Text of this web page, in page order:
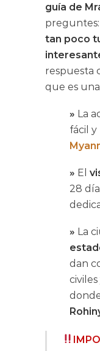
guía de
preguntes:
tan poco
respuesta
que es
» La
fácil y
» El
28
» La
dan